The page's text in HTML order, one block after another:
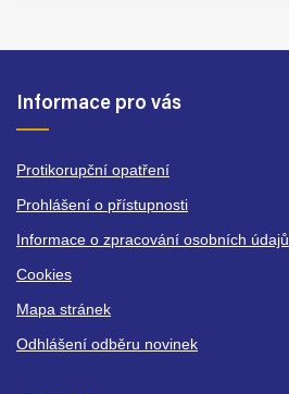
Informace pro vás
Protikorupční opatření
Prohlášení o přístupnosti
Informace o zpracování osobních údajů
Cookies
Mapa stránek
Odhlášení odběru novinek